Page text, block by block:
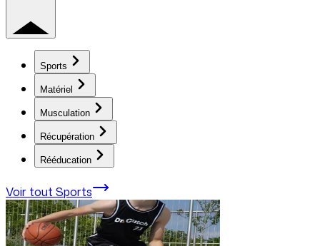
Sports
Matériel
Musculation
Récupération
Rééducation
Voir tout Sports